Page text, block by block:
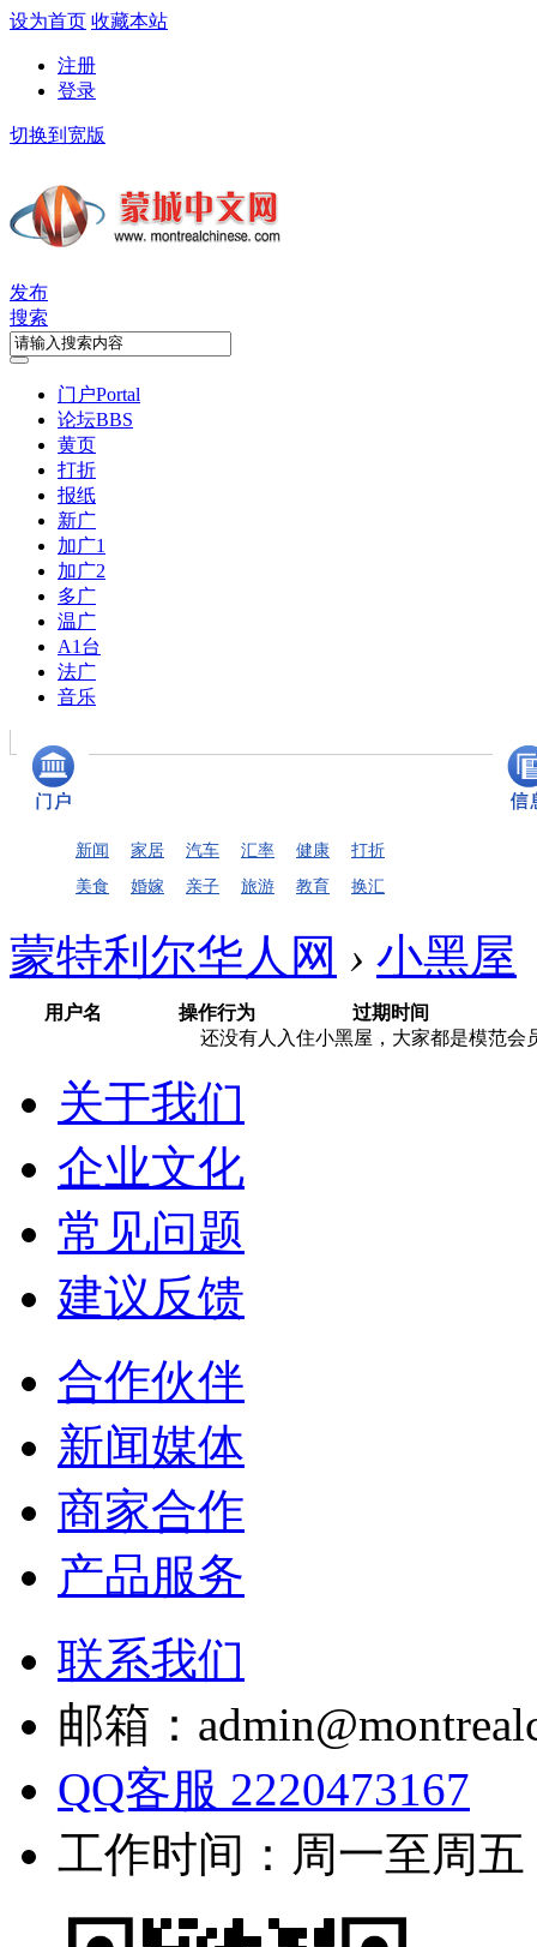
设为首页 收藏本站
注册
登录
切换到宽版
发布
搜索
门户Portal
论坛BBS
黄页
打折
报纸
新广
加广1
加广2
多广
温广
A1台
法广
音乐
新闻 家居 汽车 汇率 健康
打折
美食
婚嫁 亲子 旅游 教育 换汇
蒙特利尔华人网 › 小黑屋
用户名 操作行为
过期时间
还没有人入住小黑屋，大家都是模范会
关于我们
企业文化
常见问题
建议反馈
合作伙伴
新闻媒体
商家合作
产品服务
联系我们
邮箱：
QQ客服 2220473167
工作时间：周一至周